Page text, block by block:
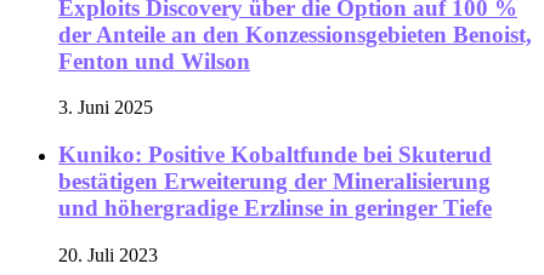
Exploits Discovery über die Option auf 100 %
der Anteile an den Konzessionsgebieten Benoist,
Fenton und Wilson
3. Juni 2025
Kuniko: Positive Kobaltfunde bei Skuterud
bestätigen Erweiterung der Mineralisierung
und höhergradige Erzlinse in geringer Tiefe
20. Juli 2023